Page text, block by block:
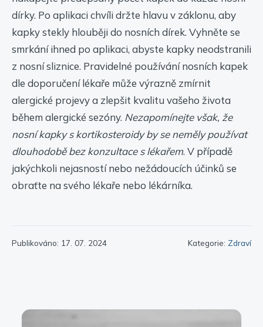
dírky. Po aplikaci chvíli držte hlavu v záklonu, aby
kapky stekly hlouběji do nosních dírek. Vyhněte se
smrkání ihned po aplikaci, abyste kapky neodstranili
z nosní sliznice. Pravidelné používání nosních kapek
dle doporučení lékaře může výrazně zmírnit
alergické projevy a zlepšit kvalitu vašeho života
během alergické sezóny. Nezapomínejte však, že
nosní kapky s kortikosteroidy by se neměly používat
dlouhodobě bez konzultace s lékařem. V případě
jakýchkoli nejasností nebo nežádoucích účinků se
obraťte na svého lékaře nebo lékárníka.
Publikováno: 17. 07. 2024 Kategorie: Zdraví